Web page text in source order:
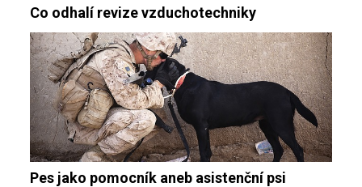
Co odhalí revize vzduchotechniky
Pes jako pomocník aneb asistenční psi